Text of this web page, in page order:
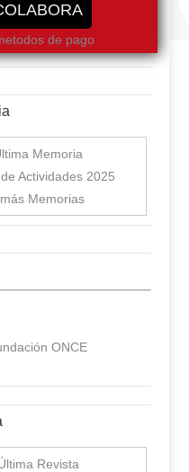
Actividades 2025
Memorias